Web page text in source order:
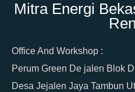
Mitra Energi
Office And Workshop :
Perum Green De jalen Blok
Desa Jejalen Jaya Tambun